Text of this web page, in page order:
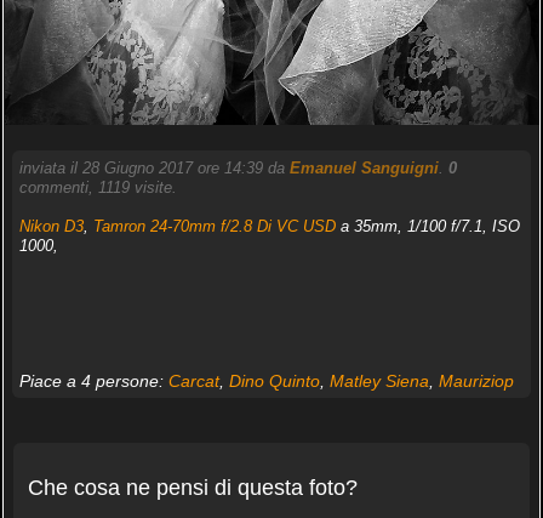
inviata il 28 Giugno 2017 ore 14:39 da Emanuel Sanguigni. 0
commenti, 1119 visite.
Nikon D3, Tamron 24-70mm f/2.8 Di VC USDa 35mm, 1/100 f/7.1, ISO
1000,
Piace a 4 persone: Carcat, Dino Quinto, Matley Siena, Mauriziop
Che cosa ne pensi di questa foto?